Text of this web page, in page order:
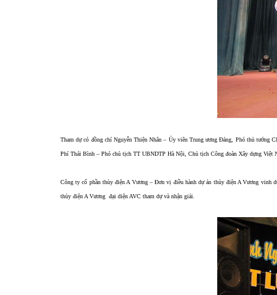
Tham dự có đồng chí Nguyễn Thiện Nhân – Ủy viên Trung ương Đảng, Phó thủ tướng
Phí Thái Bình – Phó chủ tịch TT UBNDTP Hà Nội, Chủ tịch Công đoàn Xây dựng Việt
Công ty cổ phần thủy điện A Vương – Đơn vị điều hành dự án thủy điện A Vương vinh
thủy điện A Vương đại diện AVC tham dự và nhận giải.